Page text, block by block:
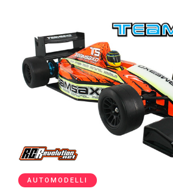
AUTOMODELLI